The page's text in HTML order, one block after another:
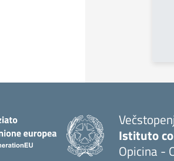
Istituto
Opicina -